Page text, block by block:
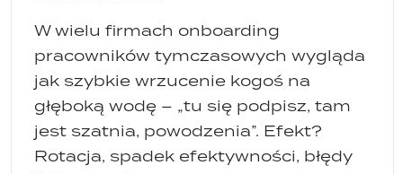
W wielu firmach onboarding
pracowników tymczasowych wygląda
jak szybkie wrzucenie kogoś na
głęboką wodę – „tu się podpisz, tam
jest szatnia, powodzenia”. Efekt?
Rotacja, spadek efektywności, błędy